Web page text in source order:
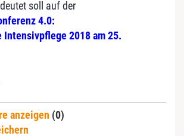
soll auf der
4.0:
2018 am 25.
anzeigen (0)